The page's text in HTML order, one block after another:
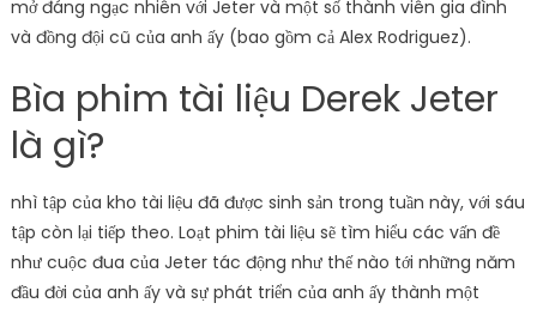
mở đáng ngạc nhiên với Jeter và một số thành viên gia đình
và đồng đội cũ của anh ấy (bao gồm cả Alex Rodriguez).
Bìa phim tài liệu Derek Jeter
là gì?
nhì tập của kho tài liệu đã được sinh sản trong tuần này, với sáu
tập còn lại tiếp theo. Loạt phim tài liệu sẽ tìm hiểu các vấn đề
như cuộc đua của Jeter tác động như thế nào tới những năm
đầu đời của anh ấy và sự phát triển của anh ấy thành một